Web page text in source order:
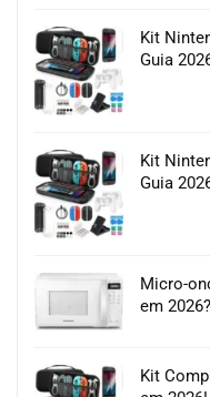
Kit
Guia
Kit
Guia
Micro-
em 2026?
Kit